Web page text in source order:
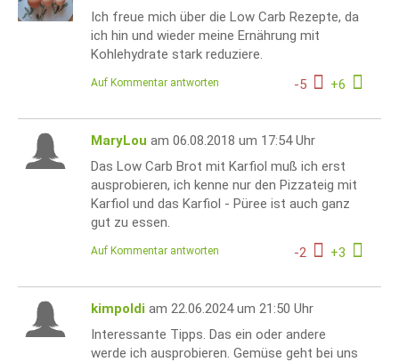
Ich freue mich über die Low Carb Rezepte, da
ich hin und wieder meine Ernährung mit
Kohlehydrate stark reduziere.
-5 +6
Auf Kommentar antworten
MaryLou am 06.08.2018 um 17:54 Uhr
Das Low Carb Brot mit Karfiol muß ich erst
ausprobieren, ich kenne nur den Pizzateig mit
Karfiol und das Karfiol - Püree ist auch ganz
gut zu essen.
-2 +3
Auf Kommentar antworten
kimpoldi am 22.06.2024 um 21:50 Uhr
Interessante Tipps. Das ein oder andere
werde ich ausprobieren. Gemüse geht bei uns